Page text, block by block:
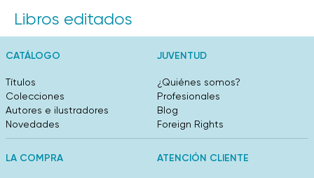
Libros editados
CATÁLOGO
Títulos
Colecciones
Autores e ilustradores
Novedades
JUVENTUD
¿Quiénes somos?
Profesionales
Blog
Foreign Rights
LA COMPRA ATENCIÓN CLIENTE